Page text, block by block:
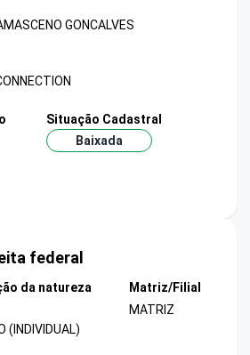
GONCALVES
Situação Cadastral
Baixada
federal
da natureza
(INDIVIDUAL)
Matriz/Filial
MATRIZ